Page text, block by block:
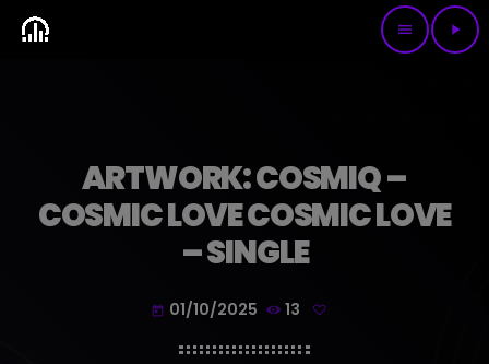
menu play_arrow
ARTWORK: COSMIQ –
COSMIC LOVE COSMIC LOVE
– SINGLE
today 01/10/2025 13